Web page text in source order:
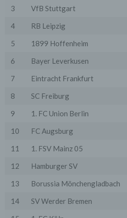
3
VfB Stuttgart
4
RB Leipzig
5
1899 Hoffenheim
6
Bayer Leverkusen
7
Eintracht Frankfurt
8
SC Freiburg
9
1. FC Union Berlin
10
FC Augsburg
11
1. FSV Mainz 05
12
Hamburger SV
13
Borussia Mönchengladbach
14
SV Werder Bremen
Anbieter stattfindet. Die
gesetzlichen Erlaubnis, einer
oder spezieller Vertragsklauseln,
vorausgesetzte Sicherheit der
3. Verarbeitung
Die personenbezogenen Daten
ausdrücklich in dieser
genannten Verwendung, für die
Einwilligungen der Nutzer
Optimierung und Sicherung
- Die Gewährleistung eines
wenn dies für
Zwecke, wenn diese notwendig
vertraglichen Verpflichtungen
zu erfüllen (z.B.
Bei der Kontaktaufnahme mit